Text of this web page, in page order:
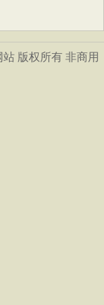
版权所有 非商用